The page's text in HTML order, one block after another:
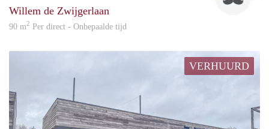
Willem de Zwijgerlaan
90 m2 Per direct - Onbepaalde tijd
VERHUURD